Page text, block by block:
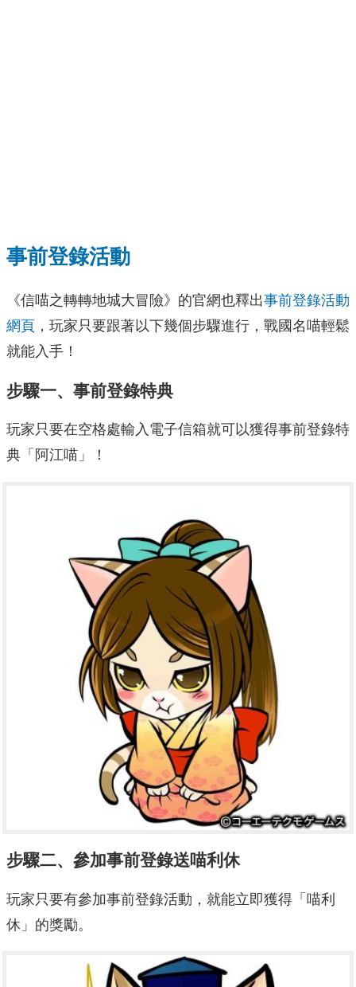
事前登錄活動
《信喵之轉轉地城大冒險》的官網也釋出事前登錄活動
網頁 ，玩家只要跟著以下幾個步驟進行，戰國名喵輕鬆
就能入手！
步驟一、事前登錄特典
玩家只要在空格處輸入電子信箱就可以獲得事前登錄特
典「阿江喵」！
步驟二、參加事前登錄送喵利休
玩家只要有參加事前登錄活動，就能立即獲得「喵利
休」的獎勵。